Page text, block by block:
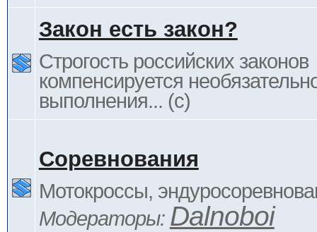
Закон есть закон?
Строгость российских законов
компенсируется
выполнения... (c)
Соревнования
Мотокроссы,
Модераторы: Dalnoboi